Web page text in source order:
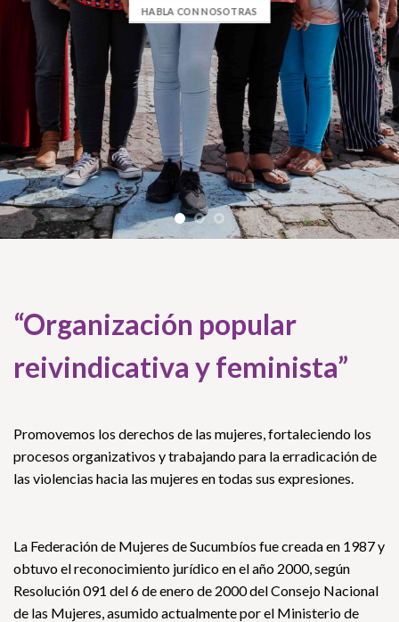
HABLA CON NOSOTRAS
“Organización popular
reivindicativa y feminista”
Promovemos los derechos de las mujeres, fortaleciendo los
procesos organizativos y trabajando para la erradicación de
las violencias hacia las mujeres en todas sus expresiones.
La Federación de Mujeres de Sucumbíos fue creada en 1987 y
obtuvo el reconocimiento jurídico en el año 2000, según
Resolución 091 del 6 de enero de 2000 del Consejo Nacional
de las Mujeres, asumido actualmente por el Ministerio de